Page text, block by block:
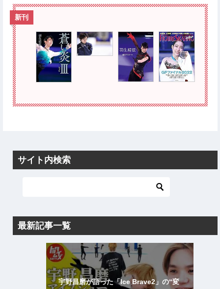
新刊
サイト内検索
最新記事一覧
宇野昌磨が語った「Ice Brave2」の“変